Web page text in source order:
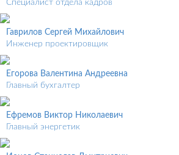
Специалист отдела кадров
Гаврилов Сергей Михайлович
Инженер проектировщик
Егорова Валентина Андреевна
Главный бухгалтер
Ефремов Виктор Николаевич
Главный энергетик